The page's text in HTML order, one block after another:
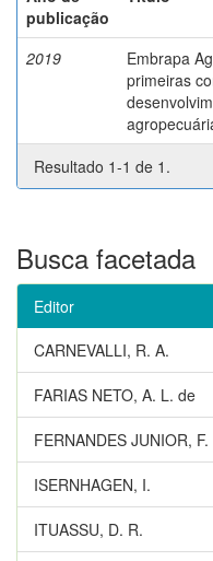
publicação
2019
Embrapa
primeiras
Resultado 1-1 de 1.
Busca facetada
Editor
CARNEVALLI, R. A.
FARIAS NETO, A. L. de
FERNANDES JUNIOR, F.
ISERNHAGEN, I.
ITUASSU, D. R.